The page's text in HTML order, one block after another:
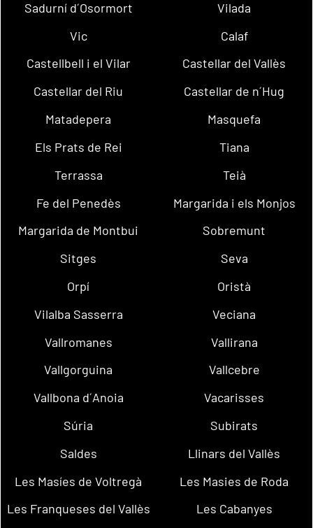
Sadurní d´Osormort
Vilada
Vic
Calaf
Castellbell i el Vilar
Castellar del Vallès
Castellar del Riu
Castellar de n´Hug
Matadepera
Masquefa
Els Prats de Rei
Tiana
Terrassa
Teià
Fe del Penedès
Margarida i els Monjos
Margarida de Montbui
Sobremunt
Sitges
Seva
Orpí
Oristà
Vilalba Sasserra
Veciana
Vallromanes
Vallirana
Vallgorguina
Vallcebre
Vallbona d´Anoia
Vacarisses
Súria
Subirats
Saldes
Llinars del Vallès
Les Masíes de Voltregà
Les Masies de Roda
Les Franqueses del Vallès
Les Cabanyes